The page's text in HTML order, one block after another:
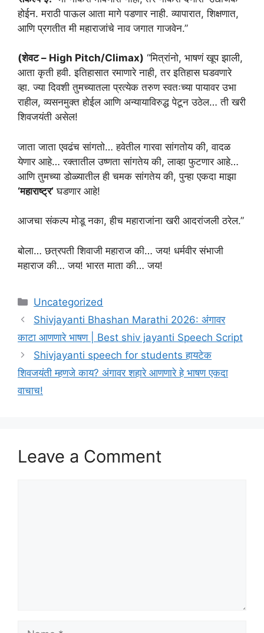
होईन. मराठी पाऊल आता मागे पडणार नाही. व्यापारात, शिक्षणात,
आणि प्रगतीत मी महाराजांचे नाव जगात गाजवेन.”
(शेवट – High Pitch/Climax) “मित्रांनो, भाषणं खूप झाली,
आता कृती हवी. इतिहासात रमाणारे नाही, तर इतिहास घडवणारे
व्हा. ज्या दिवशी तुमच्यातला प्रत्येक तरुण स्वतःच्या पायावर उभा
राहील, व्यसनमुक्त होईल आणि अन्यायाविरुद्ध पेटून उठेल… ती खरी
शिवजयंती असेल!
जाता जाता एवढंच सांगतो… हवेतील गारवा सांगतोय की, वादळ
येणार आहे… रक्तातील उष्णता सांगतेय की, लाव्हा फुटणार आहे…
आणि तुमच्या डोळ्यातील ही चमक सांगतेय की, पुन्हा एकदा माझा
‘महाराष्ट्र’ घडणार आहे!
आजचा संकल्प मोडू नका, हीच महाराजांना खरी आदरांजली ठरेल.”
बोला… छत्रपती शिवाजी महाराज की… जय! धर्मवीर संभाजी
महाराज की… जय! भारत माता की… जय!
Categories
Uncategorized
Shivjayanti Bhashan Marathi 2026: अंगावर
काटा आणणारे भाषण | Best shiv jayanti Speech Script
Shivjayanti speech for students हायटेक
शिवजयंती म्हणजे काय? अंगावर शहारे आणणारे हे भाषण एकदा
वाचाच!
Leave a Comment